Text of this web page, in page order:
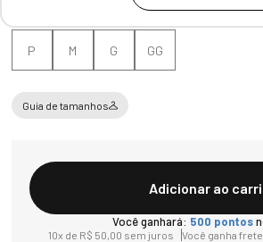
P M G GG
Guia de tamanhos
Adicionar ao
Você ganhará: 500 pontos
10x de R$ 50,00 sem juros Você ganha